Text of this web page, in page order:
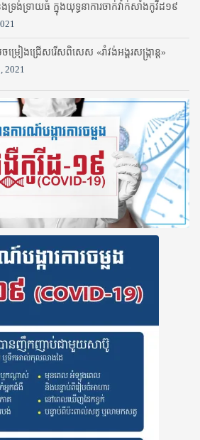
ទ្រង់ទ្រាយធំ ក្នុងយុទ្ធនាការចាក់វ៉ាក់សាំងកូវីដ១៩
រៀងជ្រើសរើសពិសេស «រាំវង់អង្គរសង្ក្រាន្ត»
2021